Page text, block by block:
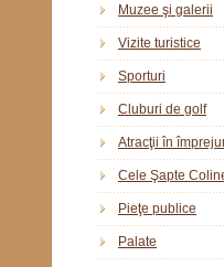
Muzee şi galerii
Vizite turistice
Sporturi
Cluburi de golf
Atracţii în
Cele Şapte
Pieţe publice
Palate